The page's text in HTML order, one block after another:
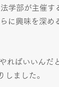
部が主催す
に興味を深め
ばいいんだ
しました。